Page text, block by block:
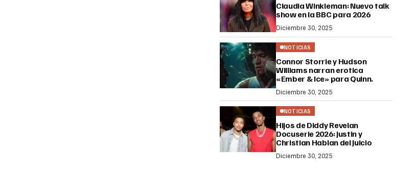
Claudia Winkleman: Nuevo talk
show en la BBC para 2026
Diciembre 30, 2025
NOTICIAS
Connor Storrie y Hudson
Williams narran erotica
«Ember & Ice» para Quinn.
Diciembre 30, 2025
NOTICIAS
Hijos de Diddy Revelan
Docuserie 2026: Justin y
Christian Hablan del Juicio
Diciembre 30, 2025